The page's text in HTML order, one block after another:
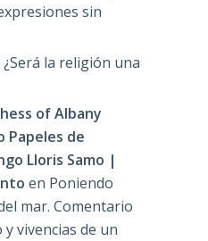
sin
¿Será la religión una
of Albany
Papeles de
Lloris Samo |
en Poniendo
mar. Comentario
vivencias de un